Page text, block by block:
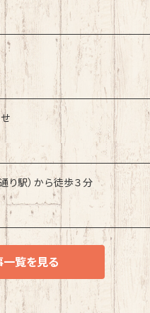
り駅）から徒歩３分
一覧を見る